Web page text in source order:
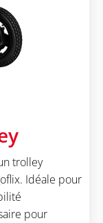
trolley
Idéale pour
pour